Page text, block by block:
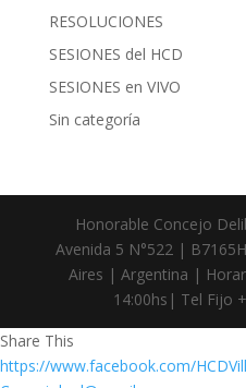
RESOLUCIONES
SESIONES del HCD
SESIONES en VIVO
Sin categoría
Honorable Concejo
Avenida 5 N°522 |
Aires | Argentina |
14:00hs| Tel Fijo
Share This
https://www.facebook.com/